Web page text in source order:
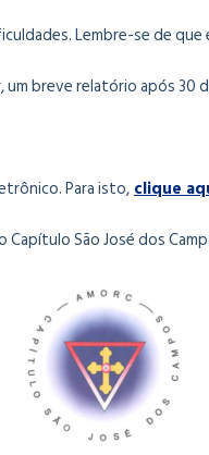
Lembre-se de
um breve relatório após 30
Para isto,clique
São José dos